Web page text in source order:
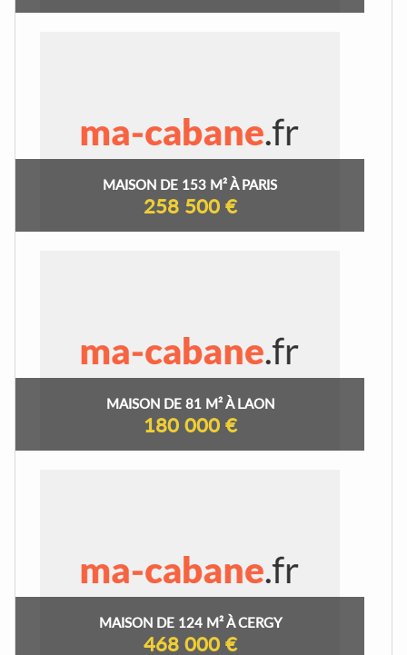
MAISON DE 153 M² À PARIS
258 500 €
MAISON DE 81 M² À LAON
180 000 €
MAISON DE 124 M² À CERGY
468 000 €